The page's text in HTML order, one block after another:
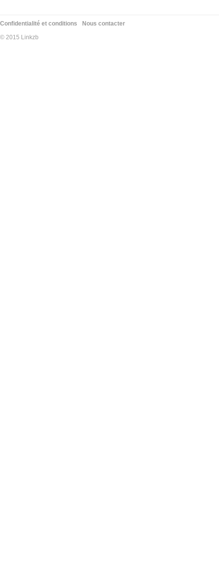
Confidentialité et conditions
Nous contacter
© 2015 Linkzb